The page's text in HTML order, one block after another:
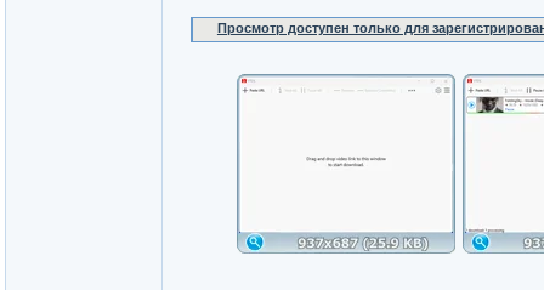
Просмотр доступен только для